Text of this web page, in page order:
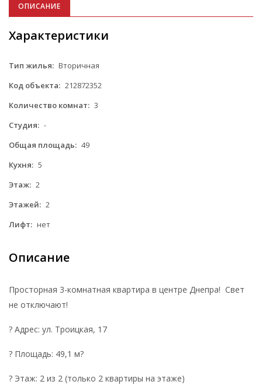
ОПИСАНИЕ
Характеристики
Тип жилья: Вторичная
Код объекта: 212872352
Количество комнат: 3
Студия: -
Общая площадь: 49
Кухня: 5
Этаж: 2
Этажей: 2
Лифт: нет
Описание
Просторная 3-комнатная квартира в центре Днепра! Свет
не отключают!
? Адрес: ул. Троицкая, 17
? Площадь: 49,1 м?
? Этаж: 2 из 2 (только 2 квартиры на этаже)